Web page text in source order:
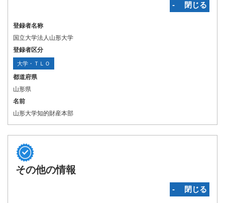
‐ 閉じる
登録者名称
国立大学法人山形大学
登録者区分
大学・ＴＬＯ
都道府県
山形県
名前
山形大学知的財産本部
その他の情報
‐ 閉じる